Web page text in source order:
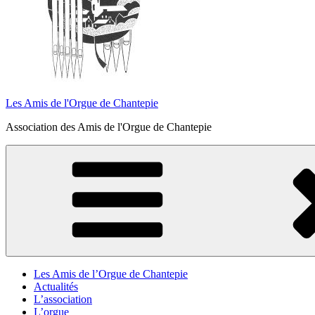
Les Amis de l'Orgue de Chantepie
Association des Amis de l'Orgue de Chantepie
Les Amis de l’Orgue de Chantepie
Actualités
L’association
L’orgue